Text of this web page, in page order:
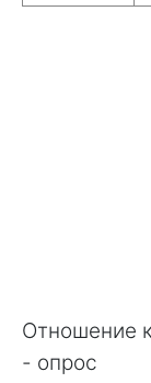
Отношение
- опрос